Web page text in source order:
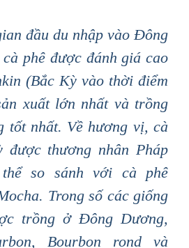
đầu du nhập vào Đông
phê được đánh giá cao
(Bắc Kỳ vào thời điểm
xuất lớn nhất và trồng
tốt nhất. Về hương vị, cà
được thương nhân Pháp
so sánh với cà phê
Trong số các giống
trồng ở Đông Dương,
Bourbon rond và